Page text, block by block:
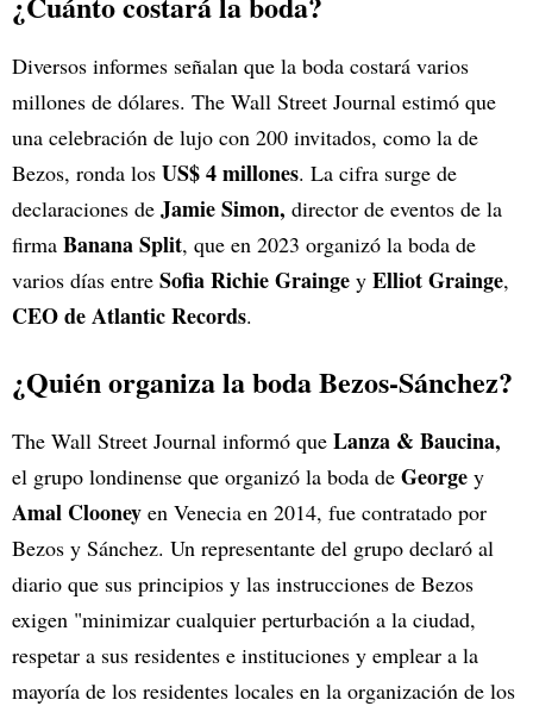
Diversos informes señalan que la boda costará varios
millones de dólares. The Wall Street Journal estimó que
una celebración de lujo con 200 invitados, como la de
Bezos, ronda los US$ 4 millones. La cifra surge de
declaraciones de Jamie Simon, director de eventos de la
firma Banana Split, que en 2023 organizó la boda de
varios días entre Sofia Richie Grainge y Elliot Grainge,
CEO de Atlantic Records.
¿Quién organiza la boda Bezos-Sánchez?
The Wall Street Journal informó que Lanza & Baucina,
el grupo londinense que organizó la boda de George y
Amal Clooney en Venecia en 2014, fue contratado por
Bezos y Sánchez. Un representante del grupo declaró al
diario que sus principios y las instrucciones de Bezos
exigen "minimizar cualquier perturbación a la ciudad,
respetar a sus residentes e instituciones y emplear a la
mayoría de los residentes locales en la organización de los